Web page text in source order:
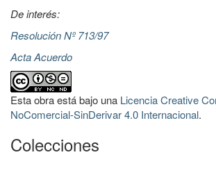
De interés:
Resolución Nº 713/97
Acta Acuerdo
Esta obra está bajo una Licencia Creative
NoComercial-SinDerivar 4.0 Internacional.
Colecciones